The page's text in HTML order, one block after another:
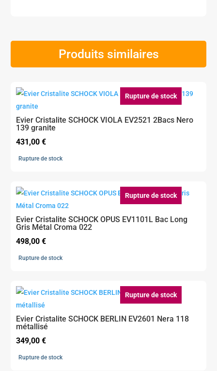
Produits similaires
Rupture de stock
Evier Cristalite SCHOCK VIOLA EV2521 2Bacs Nero
139 granite
431,00€
Rupture de stock
Rupture de stock
Evier Cristalite SCHOCK OPUS EV1101L Bac Long
Gris Métal Croma 022
498,00€
Rupture de stock
Rupture de stock
Evier Cristalite SCHOCK BERLIN EV2601 Nera 118
métallisé
349,00€
Rupture de stock